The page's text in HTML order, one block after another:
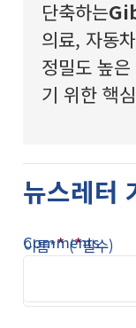
단축하는
의료, 자동
정밀도 높
기 위한 핵
뉴스레터
Comments
이름**(*필수)